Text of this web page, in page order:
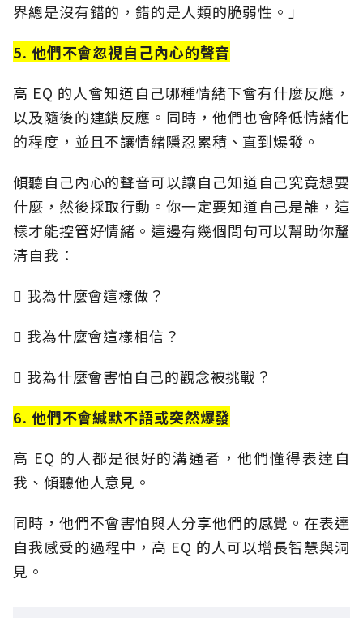
界總是沒有錯的，錯的是人類的脆弱性。」
5. 他們不會忽視自己內心的聲音
高 EQ 的人會知道自己哪種情緒下會有什麼反應，
以及隨後的連鎖反應。同時，他們也會降低情緒化
的程度，並且不讓情緒隱忍累積、直到爆發。
傾聽自己內心的聲音可以讓自己知道自己究竟想要
什麼，然後採取行動。你一定要知道自己是誰，這
樣才能控管好情緒。這邊有幾個問句可以幫助你釐
清自我：
 我為什麼會這樣做？
 我為什麼會這樣相信？
 我為什麼會害怕自己的觀念被挑戰？
6. 他們不會緘默不語或突然爆發
高 EQ 的人都是很好的溝通者，他們懂得表達自
我、傾聽他人意見。
同時，他們不會害怕與人分享他們的感覺。在表達
自我感受的過程中，高 EQ 的人可以增長智慧與洞
見。